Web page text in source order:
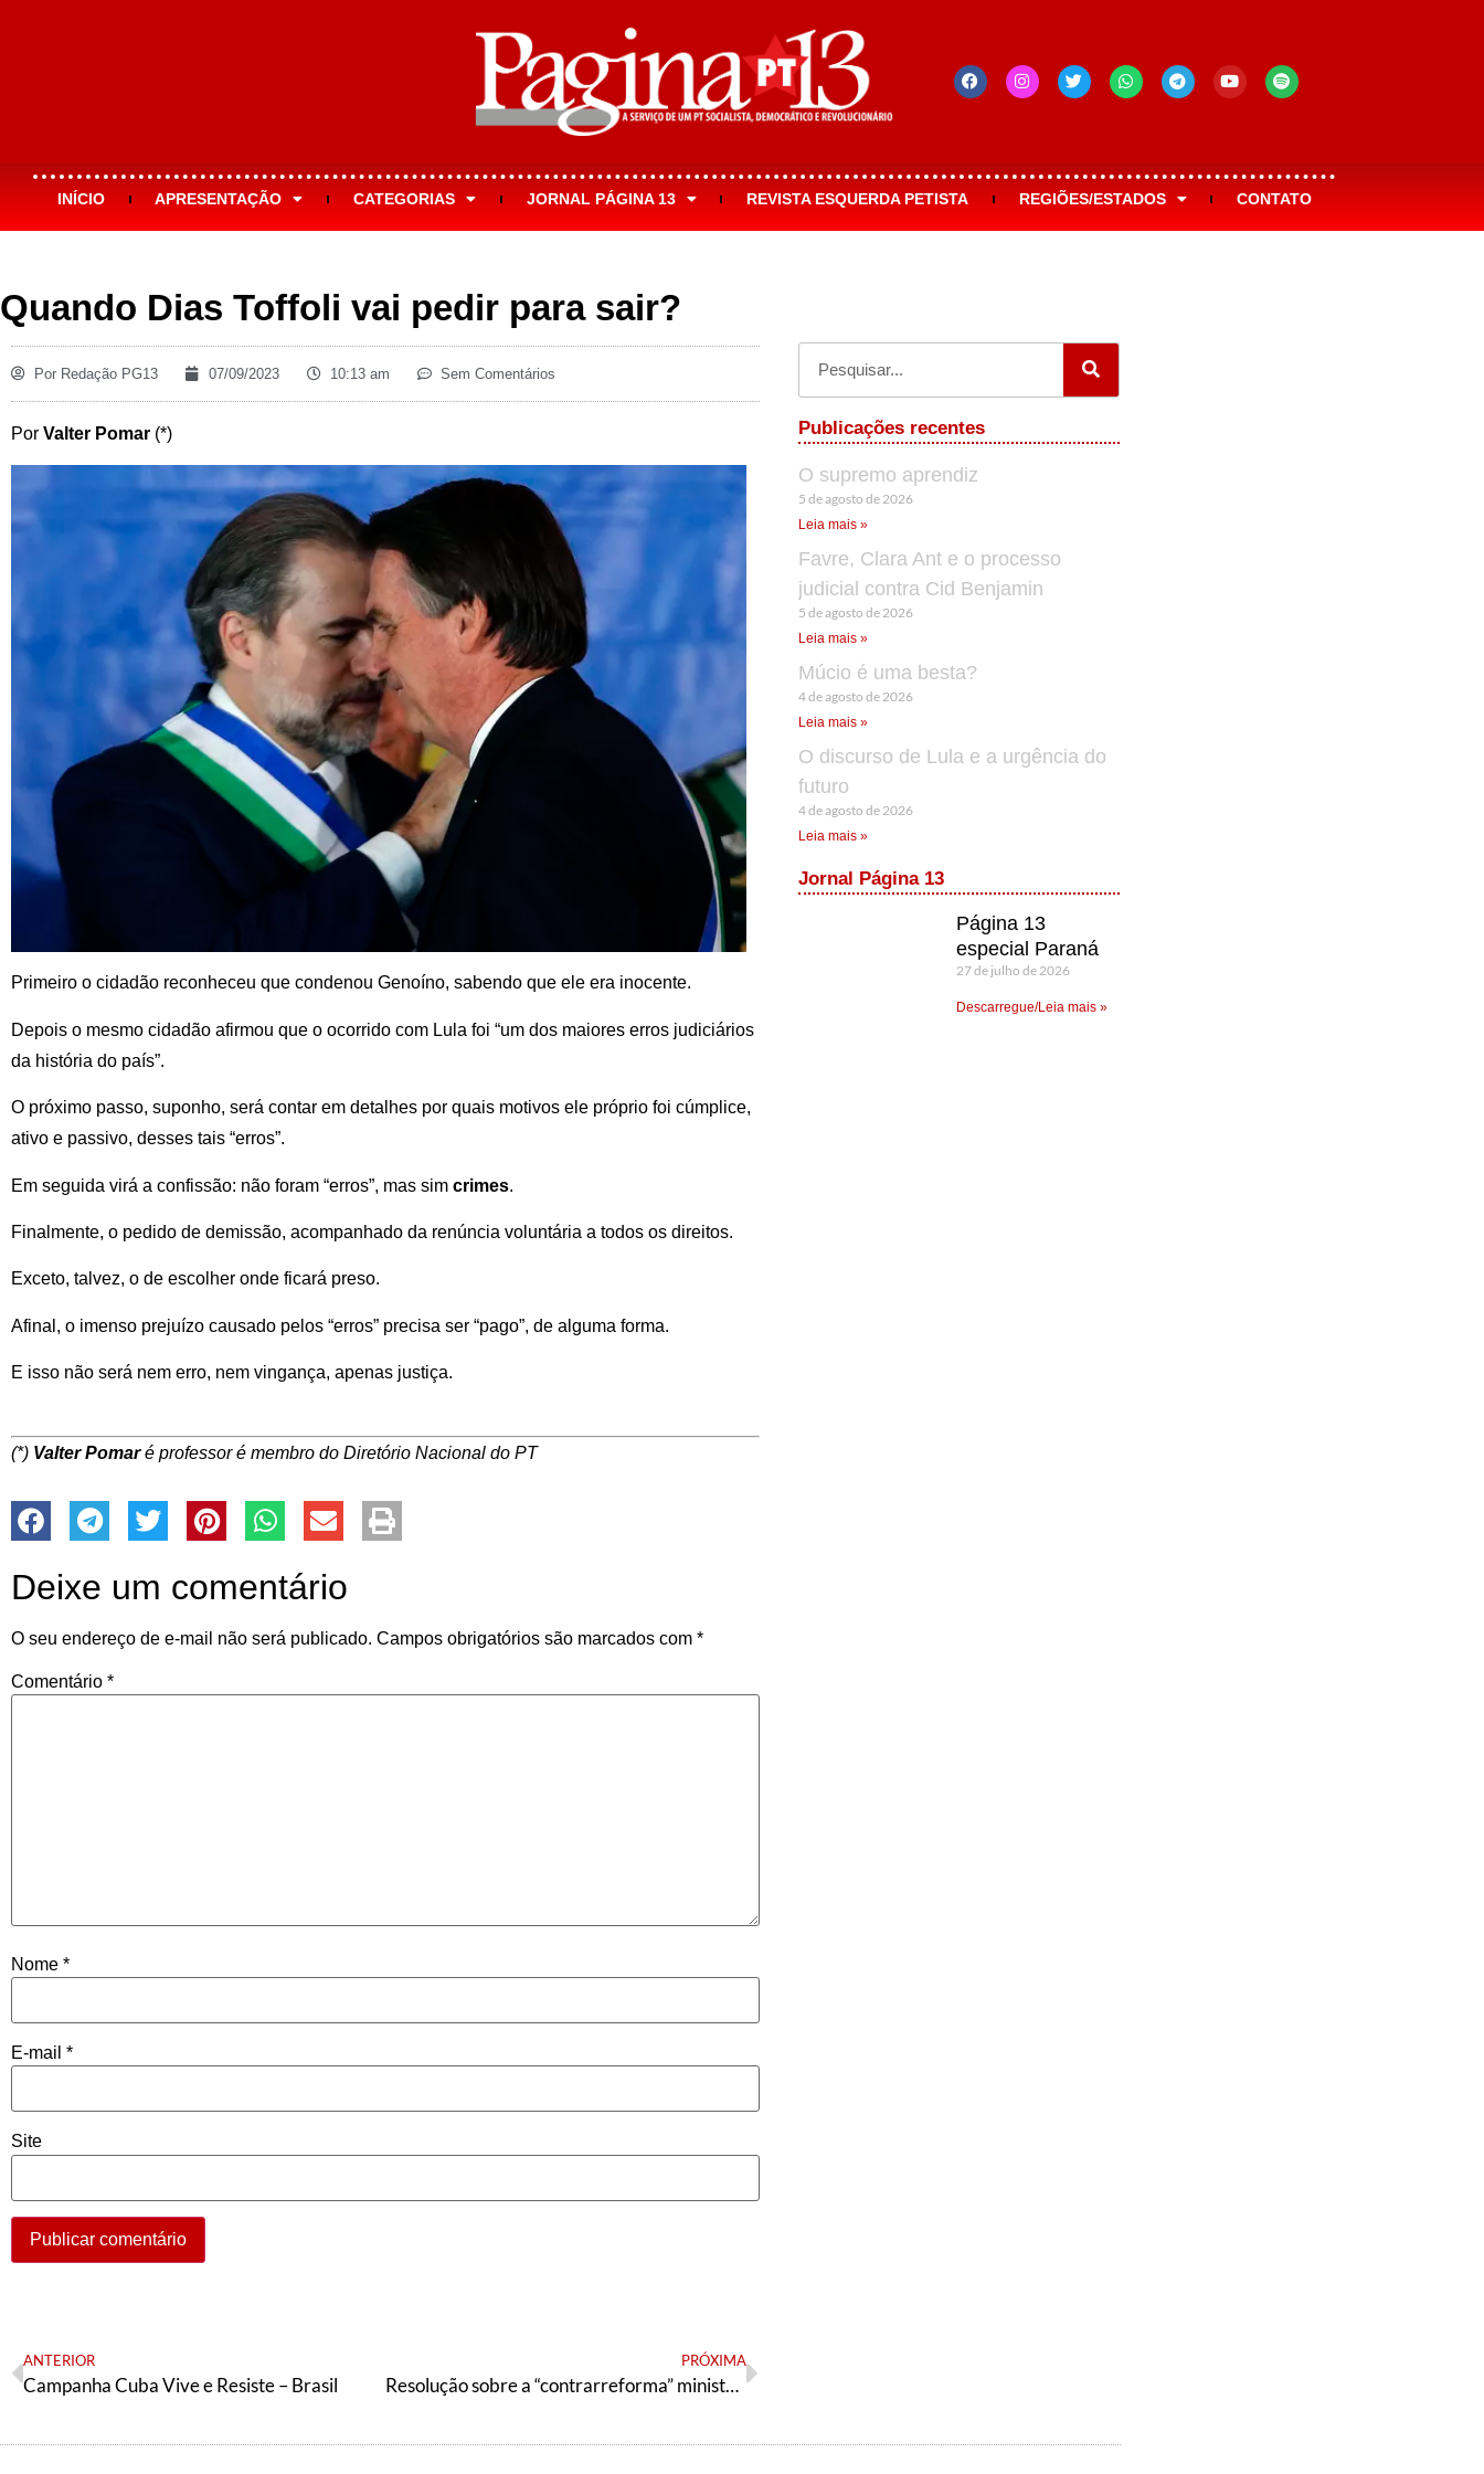
INÍCIO APRESENTAÇÃO CATEGORIAS JORNAL PÁGINA 13 REVISTA ESQUERDA PETISTA REGIÕES/ESTADOS CONTATO
Quando Dias Toffoli vai pedir para sair?
Por Redação PG13 07/09/2023 10:13 am Sem Comentários
Por Valter Pomar (*)
Primeiro o cidadão reconheceu que condenou Genoíno, sabendo que ele era inocente.
Depois o mesmo cidadão afirmou que o ocorrido com Lula foi “um dos maiores erros judiciários
da história do país”.
O próximo passo, suponho, será contar em detalhes por quais motivos ele próprio foi cúmplice,
ativo e passivo, desses tais “erros”.
Em seguida virá a confissão: não foram “erros”, mas sim crimes.
Finalmente, o pedido de demissão, acompanhado da renúncia voluntária a todos os direitos.
Exceto, talvez, o de escolher onde ficará preso.
Afinal, o imenso prejuízo causado pelos “erros” precisa ser “pago”, de alguma forma.
E isso não será nem erro, nem vingança, apenas justiça.
(*) Valter Pomaré professor é membro do Diretório Nacional do PT
Deixe um comentário
O seu endereço de e-mail não será publicado. Campos obrigatórios são marcados com *
Comentário *
Nome *
E-mail *
Site
ANTERIOR
Campanha Cuba Vive e Resiste – Brasil
PRÓXIMA
Resolução sobre a “contrarreforma” ministerial
Publicações recentes
O supremo aprendiz
5 de agosto de 2026
Leia mais »
Favre, Clara Ant e o processo
judicial contra Cid Benjamin
5 de agosto de 2026
Leia mais »
Múcio é uma besta?
4 de agosto de 2026
Leia mais »
O discurso de Lula e a urgência do
futuro
4 de agosto de 2026
Leia mais »
Jornal Página 13
Página 13
especial Paraná
27 de julho de 2026
Descarregue/Leia mais »